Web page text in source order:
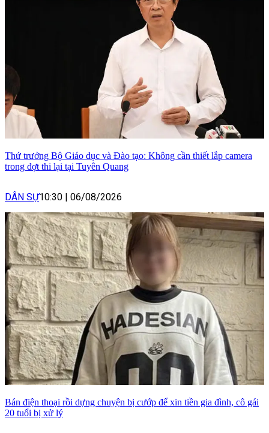
Thứ trưởng Bộ Giáo dục và Đào tạo: Không cần thiết lắp camera
trong đợt thi lại tại Tuyên Quang
DÂN SỰ10:30 06/08/2026
Bán điện thoại rồi dựng chuyện bị cướp để xin tiền gia đình, cô gái
20 tuổi bị xử lý